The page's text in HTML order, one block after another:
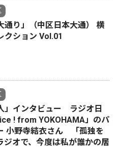
通り」（中区日本大通） 横
クション Vol.01
」インタビュー ラジオ日
! from YOKOHAMA」のパ
小野寺結衣さん 「孤独を
ジオで、今度は私が誰かの居